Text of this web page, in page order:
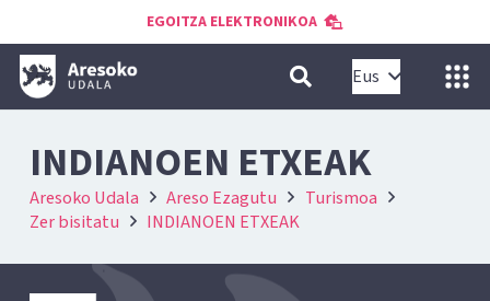
EGOITZA ELEKTRONIKOA
Eus
INDIANOEN ETXEAK
Aresoko Udala Areso Ezagutu
Turismoa
Zer bisitatu
INDIANOEN ETXEAK